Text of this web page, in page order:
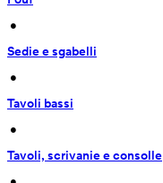
•
Sedie e sgabelli
•
Tavoli bassi
•
Tavoli, scrivanie e consolle